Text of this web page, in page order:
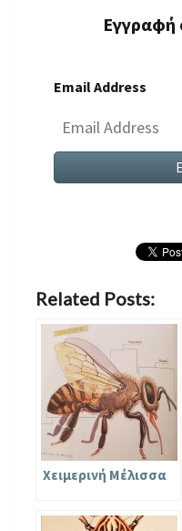
Email Address
Related Posts:
Χειμερινή Μέλισσα